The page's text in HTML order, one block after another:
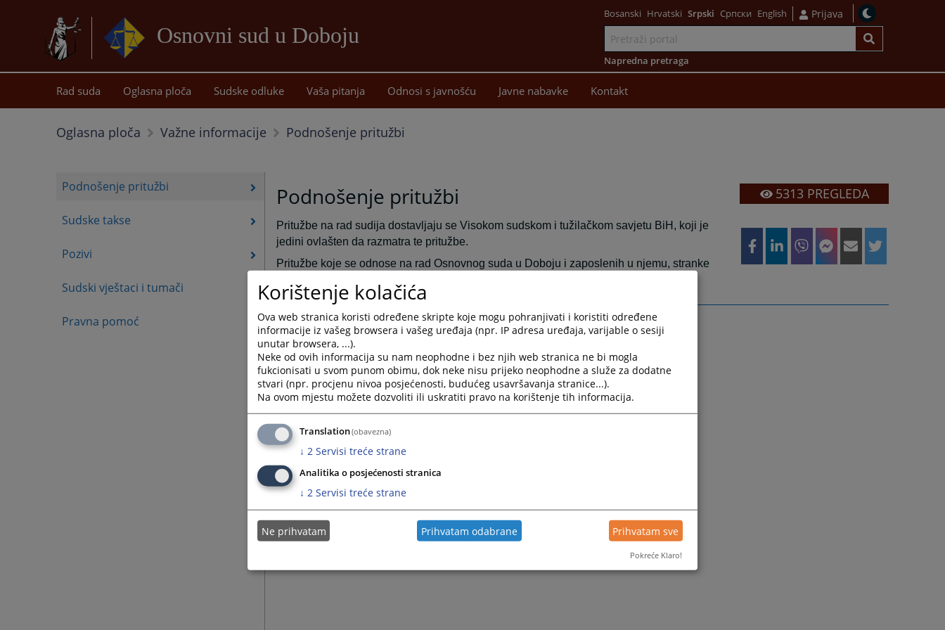
Osnovni sud u Doboju
sadržaj
Bosanski Hrvatski Srpski Српски English Prijava
Napredna pretraga
Rad suda Oglasna ploča Sudske odluke Vaša pitanja Odnosi s javnošću Javne nabavke Kontakt
Oglasna ploča Važne informacije Podnošenje pritužbi
Podnošenje pritužbi
Sudske takse
Pozivi
Sudski vještaci i tumači
Pravna pomoć
Podnošenje pritužbi
Pritužbe na rad sudija dostavljaju se Visokom sudskom i tužilačkom savjetu BiH, koji je
jedini ovlašten da razmatra te pritužbe.
Pritužbe koje se odnose na rad Osnovnog suda u Doboju i zaposlenih u njemu, stranke
5313PREGLEDA
Korištenje kolačića
Ova web stranica koristi određene skripte koje mogu pohranjivati i koristiti određene
informacije iz vašeg browsera i vašeg uređaja (npr. IP adresa uređaja, varijable o sesiji
unutar browsera, ...).
Neke od ovih informacija su nam neophodne i bez njih web stranica ne bi mogla
fukcionisati u svom punom obimu, dok neke nisu prijeko neophodne a služe za dodatne
stvari (npr. procjenu nivoa posjećenosti, budućeg usavršavanja stranice...).
Na ovom mjestu možete dozvoliti ili uskratiti pravo na korištenje tih informacija.
Translation(obavezna)
↓ 2 Servisi treće strane
Analitika o posjećenosti stranica
↓ 2 Servisi treće strane
Ne prihvatam Prihvatam odabrane Prihvatam sve
Pokreće Klaro!